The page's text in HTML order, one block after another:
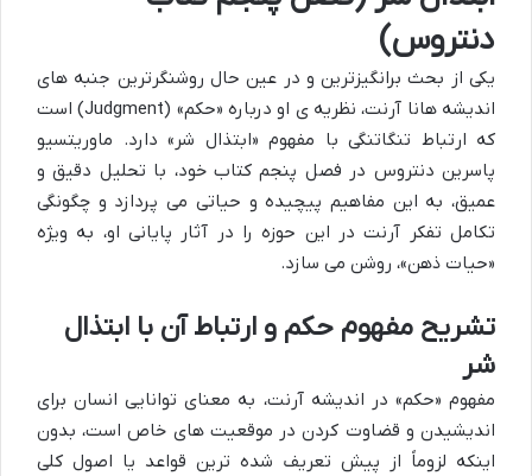
دنتروس)
یکی از بحث برانگیزترین و در عین حال روشنگرترین جنبه های
اندیشه هانا آرنت، نظریه ی او درباره «حکم» (Judgment) است
که ارتباط تنگاتنگی با مفهوم «ابتذال شر» دارد. ماوریتسیو
پاسرین دنتروس در فصل پنجم کتاب خود، با تحلیل دقیق و
عمیق، به این مفاهیم پیچیده و حیاتی می پردازد و چگونگی
تکامل تفکر آرنت در این حوزه را در آثار پایانی او، به ویژه
«حیات ذهن»، روشن می سازد.
تشریح مفهوم حکم و ارتباط آن با ابتذال
شر
مفهوم «حکم» در اندیشه آرنت، به معنای توانایی انسان برای
اندیشیدن و قضاوت کردن در موقعیت های خاص است، بدون
اینکه لزوماً از پیش تعریف شده ترین قواعد یا اصول کلی